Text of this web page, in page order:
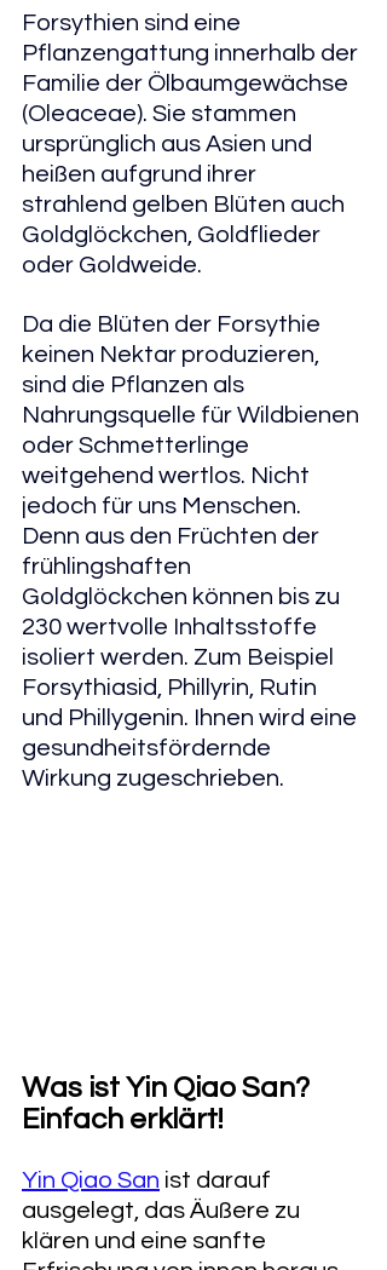
Forsythien sind eine
Pflanzengattung innerhalb der
Familie der Ölbaumgewächse
(Oleaceae). Sie stammen
ursprünglich aus Asien und
heißen aufgrund ihrer
strahlend gelben Blüten auch
Goldglöckchen, Goldflieder
oder Goldweide.
Da die Blüten der Forsythie
keinen Nektar produzieren,
sind die Pflanzen als
Nahrungsquelle für Wildbienen
oder Schmetterlinge
weitgehend wertlos. Nicht
jedoch für uns Menschen.
Denn aus den Früchten der
frühlingshaften
Goldglöckchen können bis zu
230 wertvolle Inhaltsstoffe
isoliert werden. Zum Beispiel
Forsythiasid, Phillyrin, Rutin
und Phillygenin. Ihnen wird eine
gesundheitsfördernde
Wirkung zugeschrieben.
Was ist Yin Qiao San?
Einfach erklärt!
Yin Qiao San ist darauf
ausgelegt, das Äußere zu
klären und eine sanfte